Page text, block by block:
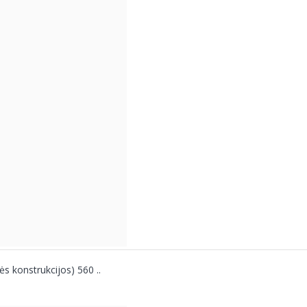
konstrukcijos) 560 ..